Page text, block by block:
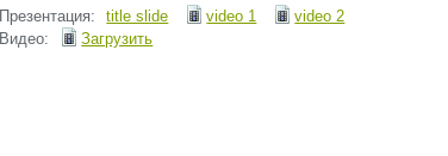
Презентация: title slide video 1
video 2
Видео:
Загрузить